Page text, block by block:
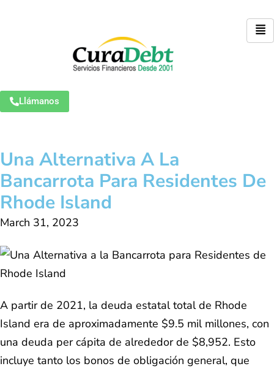
Llámanos
Una Alternativa A La
Bancarrota Para Residentes De
Rhode Island
March 31, 2023
A partir de 2021, la deuda estatal total de Rhode
Island era de aproximadamente $9.5 mil millones, con
una deuda per cápita de alrededor de $8,952. Esto
incluye tanto los bonos de obligación general, que